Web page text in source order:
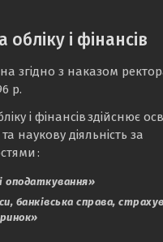
і фінансів
згідно з наказом
р.
і фінансів здійснює
наукову діяльність за
:
оподаткування»
банківська справа,